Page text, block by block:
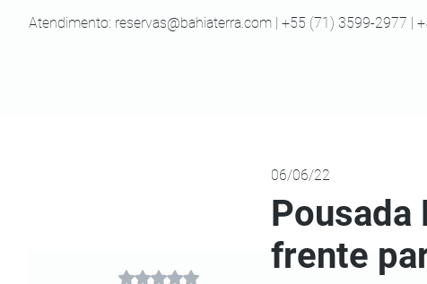
Atendimento: reservas@bahiaterra.com | +55 (71) 3599-2977 |
Avaliado com NaN de 5 estrelas.
Pousada
frente
06/06/22